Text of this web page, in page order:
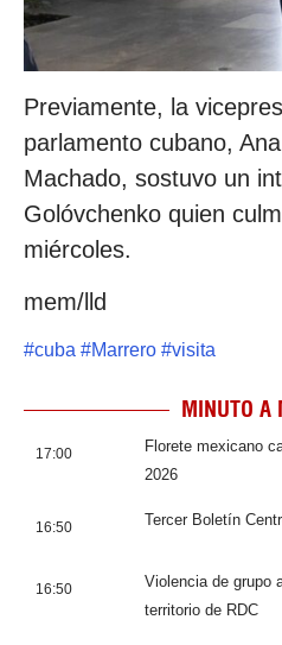
Previamente, la
parlamento cubano,
Machado, sostuvo un
Golóvchenko quien
miércoles.
mem/lld
#cuba #Marrero #visita
MINUTO A
17:00
Florete mexicano
2026
16:50 Tercer Boletín
16:50
Violencia de grupo
territorio de RDC